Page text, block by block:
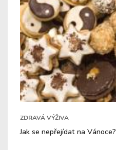
ZDRAVÁ VÝŽIVA
Jak se nepřejídat na Vánoce?